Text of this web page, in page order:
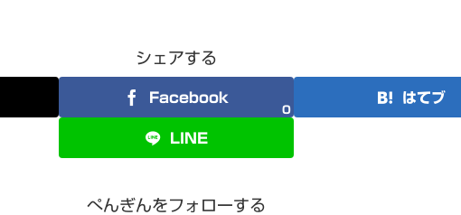
シェアする
Facebook
0
はてブ
LINE
ぺんぎんをフォローする